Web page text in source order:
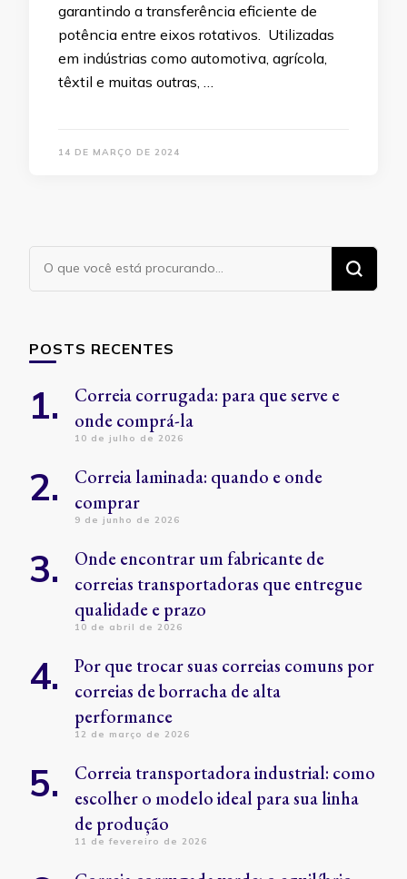
garantindo a transferência eficiente de
potência entre eixos rotativos. Utilizadas
em indústrias como automotiva, agrícola,
têxtil e muitas outras, …
14 DE MARÇO DE 2024
POSTS RECENTES
Correia corrugada: para que serve e
onde comprá-la
10 de julho de 2026
Correia laminada: quando e onde
comprar
9 de junho de 2026
Onde encontrar um fabricante de
correias transportadoras que entregue
qualidade e prazo
10 de abril de 2026
Por que trocar suas correias comuns por
correias de borracha de alta
performance
12 de março de 2026
Correia transportadora industrial: como
escolher o modelo ideal para sua linha
de produção
11 de fevereiro de 2026